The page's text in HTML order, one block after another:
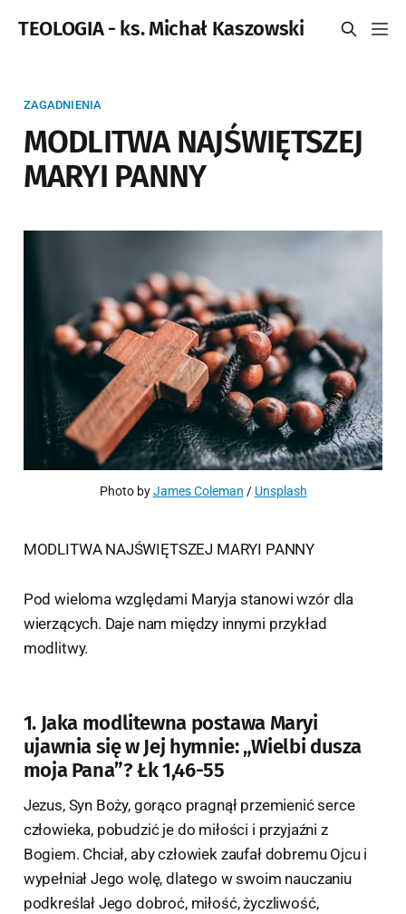
TEOLOGIA - ks. Michał Kaszowski
ZAGADNIENIA
MODLITWA NAJŚWIĘTSZEJ
MARYI PANNY
Photo by James Coleman / Unsplash
MODLITWA NAJŚWIĘTSZEJ MARYI PANNY
Pod wieloma względami Maryja stanowi wzór dla
wierzących. Daje nam między innymi przykład
modlitwy.
1. Jaka modlitewna postawa Maryi
ujawnia się w Jej hymnie: „Wielbi dusza
moja Pana”? Łk 1,46-55
Jezus, Syn Boży, gorąco pragnął przemienić serce
człowieka, pobudzić je do miłości i przyjaźni z
Bogiem. Chciał, aby człowiek zaufał dobremu Ojcu i
wypełniał Jego wolę, dlatego w swoim nauczaniu
podkreślał Jego dobroć, miłość, życzliwość,